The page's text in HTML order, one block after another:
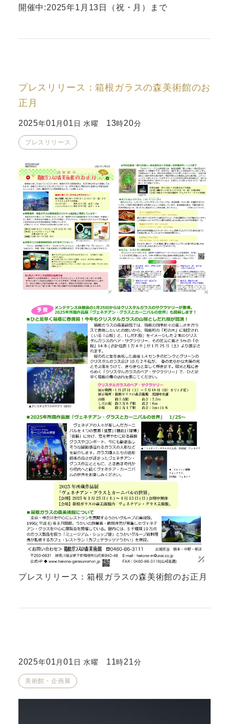
開催中:2025年1月13日（祝・月）まで
プレスリリース：箱根ガラスの森美術館のお
正月
2025年01月01 日 水曜 13時20分
プレスリリース
プレスリリース：箱根ガラスの森美術館のお正月
2025年01 月01 日 水曜 11時21分
美術館・企画展